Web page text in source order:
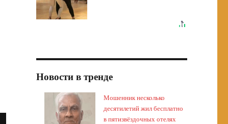
Новости в тренде
Мошенник несколько
десятилетий жил бесплатно
в пятизвёздочных отелях